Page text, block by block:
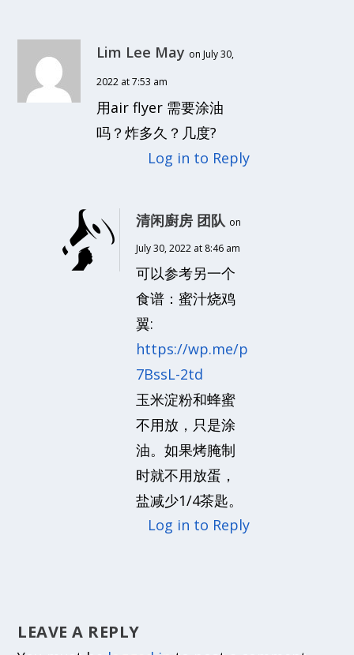
Lim Lee May on July 30,
2022 at 7:53 am
用air flyer 需要涂油
吗？炸多久？几度?
Log in to Reply
清闲廚房 团队 on
July 30, 2022 at 8:46 am
可以参考另一个
食谱：蜜汁烧鸡
翼:
https://wp.me/p
7BssL-2td
玉米淀粉和蜂蜜
不用放，只是涂
油。如果烤腌制
时就不用放蛋，
盐减少1/4茶匙。
Log in to Reply
LEAVE A REPLY